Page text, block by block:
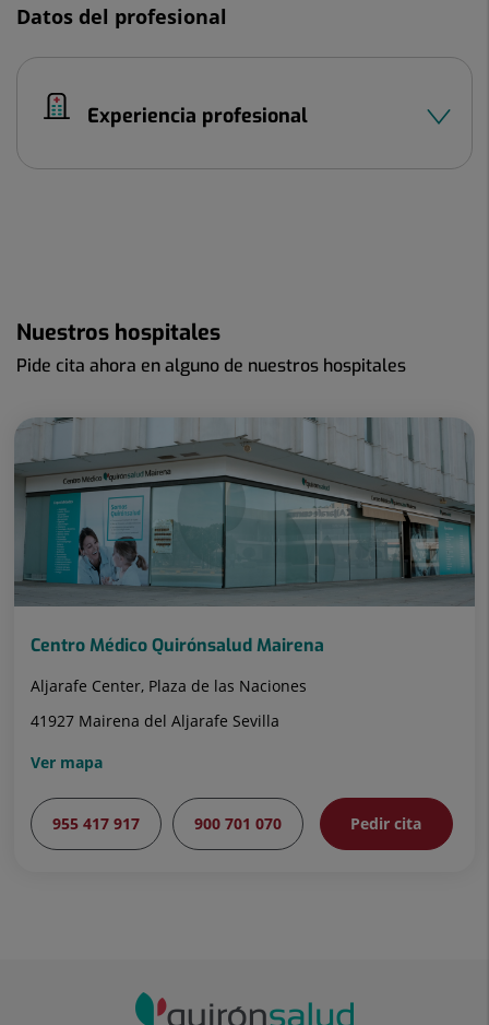
Datos del profesional
Experiencia profesional
Nuestros hospitales
Pide cita ahora en alguno de nuestros hospitales
Centro Médico Quirónsalud Mairena
Aljarafe Center, Plaza de las Naciones
41927 Mairena del Aljarafe Sevilla
Ver mapa
955 417 917 900 701 070 Pedir cita